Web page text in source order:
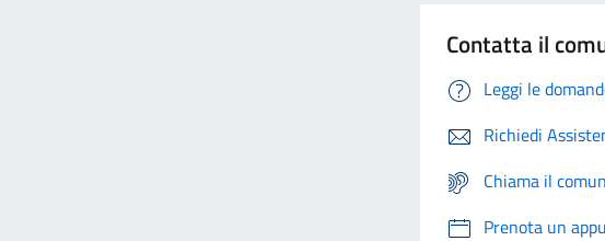
Contatta il
Leggi le
Richiedi
Chiama il
Prenota un